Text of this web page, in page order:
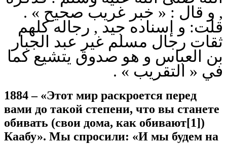
, و قال : « خبر غريب صحيح » .
قلت: و إسناده جيد , رجاله كلهم
ثقات رجال مسلم غير عبد الجبار
بن العباس و هو صدوق يتشيع كما
في « التقريب » .
1884 – «Этот мир раскроется перед
вами до такой степени, что вы станете
обивать (свои дома, как обивают[1])
Каабу». Мы спросили: «И мы будем на